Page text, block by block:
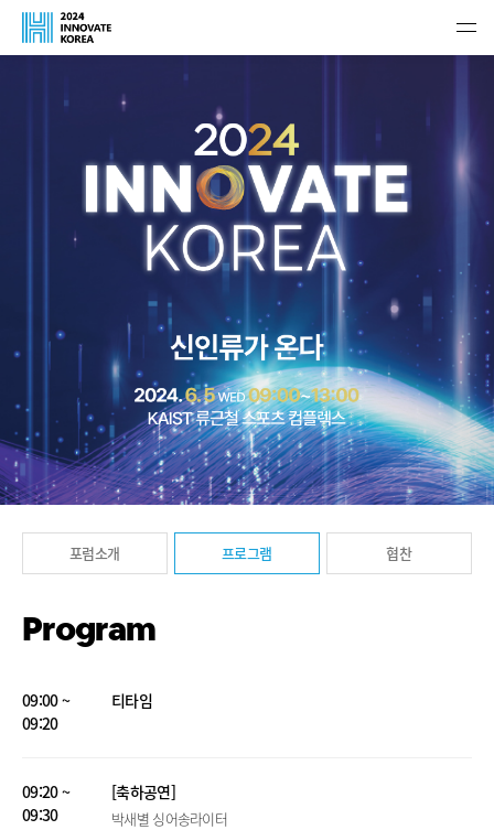
포럼소개 프로그램 협찬
Program
09:00 ~
09:20
티타임
09:20 ~
09:30
[축하공연]
박새별 싱어송라이터